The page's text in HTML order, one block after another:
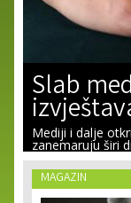
Slab
Mediji i dalje
zanemaruju širi
MAGAZIN